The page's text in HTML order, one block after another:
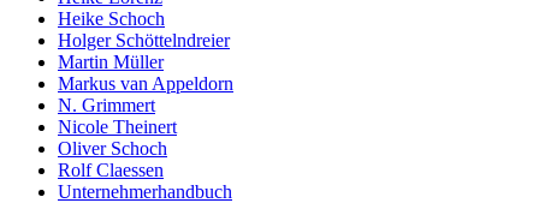
Heike Schoch
Holger Schöttelndreier
Martin Müller
Markus van Appeldorn
N. Grimmert
Nicole Theinert
Oliver Schoch
Rolf Claessen
Unternehmerhandbuch